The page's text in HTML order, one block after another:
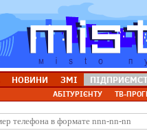
НОВИНИ ЗМІ
АБІТУРІЄНТУ ТВ-